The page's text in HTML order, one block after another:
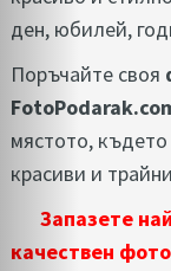
ден, юбилей,
Поръчайте своя
мястото,
красиви и
Запазете
качествен